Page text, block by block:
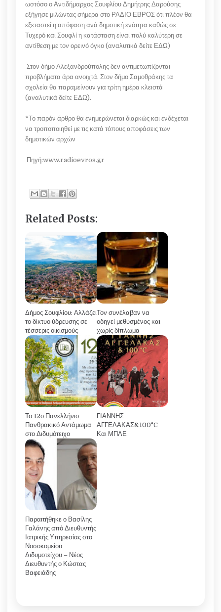
ωστόσο ο Αντιδήμαρχος Σουφλίου Δημήτρης Δαρούσης
εξήγησε μιλώντας σήμερα στο ΡΑΔΙΟ ΕΒΡΟΣ ότι πλέον θα
εξεταστεί η απόφαση ανά δημοτική ενότητα καθώς σε
Τυχερό και Σουφλί η κατάσταση είναι πολύ καλύτερη σε
αντίθεση με τον ορεινό όγκο (αναλυτικά δείτε ΕΔΩ)
Στον δήμο Αλεξανδρούπολης δεν αντιμετωπίζονται
προβλήματα άρα ανοιχτά. Στον δήμο Σαμοθράκης τα
σχολεία θα παραμείνουν για τρίτη ημέρα κλειστά
(αναλυτικά δείτε ΕΔΩ).
*Το παρόν άρθρο θα ενημερώνεται διαρκώς και ενδέχεται
να τροποποιηθεί με τις κατά τόπους αποφάσεις των
δημοτικών αρχών
Πηγή:www.radioevros.gr
Related Posts:
Δήμος Σουφλίου: Αλλάζει
το δίκτυο ύδρευσης σε
τέσσερις οικισμούς
Τον συνέλαβαν να
οδηγεί μεθυσμένος και
χωρίς δίπλωμα
Το 12ο Πανελλήνιο
Πανθρακικό Αντάμωμα
στο Διδυμότειχο
ΓΙΑΝΝΗΣ
ΑΓΓΕΛΑΚΑΣ&100°C
Και ΜΠΛΕ
Παραιτήθηκε ο Βασίλης
Γαλάνης από Διευθυντής
Ιατρικής Υπηρεσίας στο
Νοσοκομείου
Διδυμοτείχου – Νέος
Διευθυντής ο Κώστας
Βαφειάδης